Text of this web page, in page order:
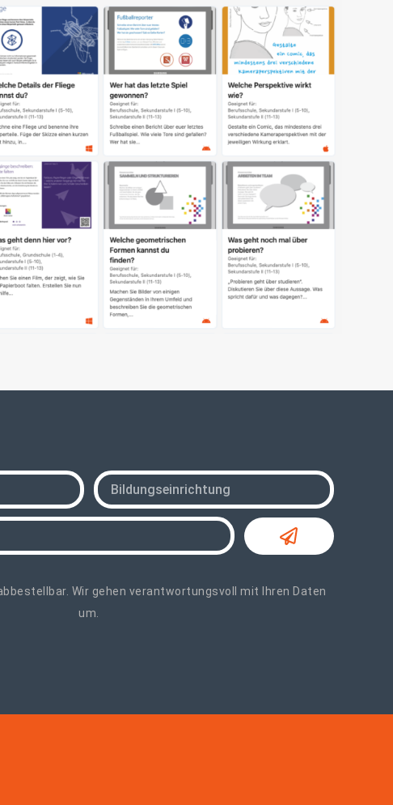
Wir gehen verantwortungsvoll mit Ihren Daten
um.